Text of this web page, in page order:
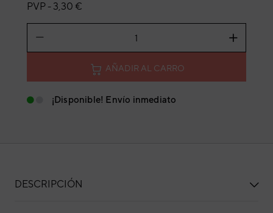
PVP - 3,30 €
AÑADIR AL CARRO
¡Disponible! Envío inmediato
DESCRIPCIÓN